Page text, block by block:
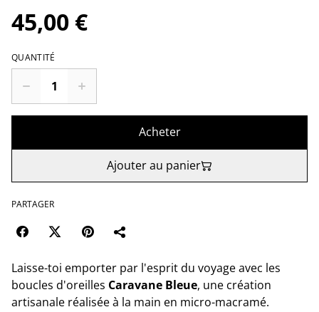
45,00 €
QUANTITÉ
Acheter
Ajouter au panier
PARTAGER
Laisse-toi emporter par l'esprit du voyage avec les
boucles d'oreilles Caravane Bleue, une création
artisanale réalisée à la main en micro-macramé.